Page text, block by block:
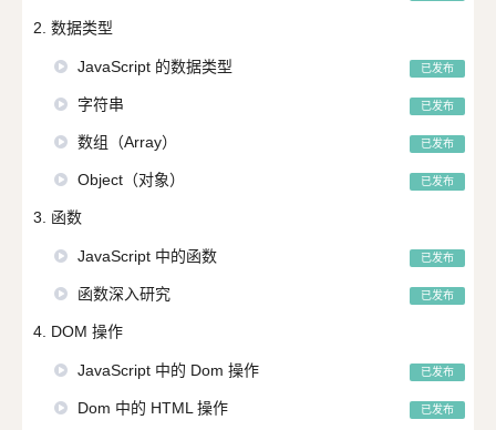
2. 数据类型
JavaScript 的数据类型 已发布
字符串 已发布
数组（Array） 已发布
Object（对象） 已发布
3. 函数
JavaScript 中的函数 已发布
函数深入研究 已发布
4. DOM 操作
JavaScript 中的 Dom 操作 已发布
Dom 中的 HTML 操作 已发布